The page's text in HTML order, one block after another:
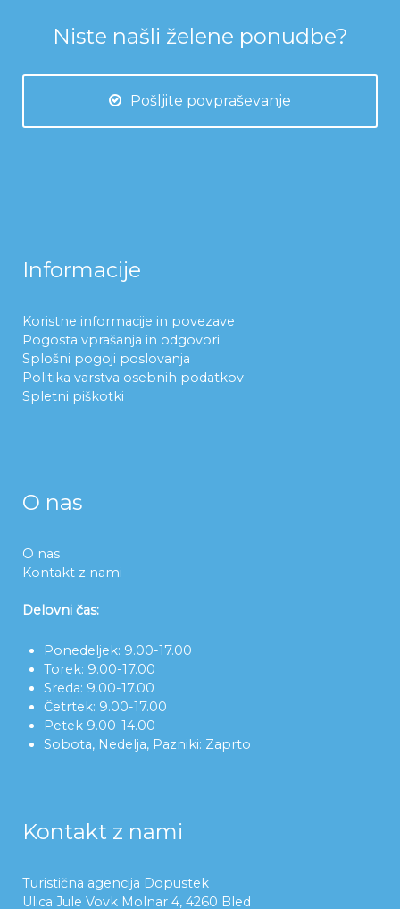
Niste našli želene ponudbe?
Pošljite povpraševanje
Informacije
Koristne informacije in povezave
Pogosta vprašanja in odgovori
Splošni pogoji poslovanja
Politika varstva osebnih podatkov
Spletni piškotki
O nas
O nas
Kontakt z nami
Delovni čas:
Ponedeljek: 9.00-17.00
Torek: 9.00-17.00
Sreda: 9.00-17.00
Četrtek: 9.00-17.00
Petek 9.00-14.00
Sobota, Nedelja, Pazniki: Zaprto
Kontakt z nami
Turistična agencija Dopustek
Ulica Jule Vovk Molnar 4, 4260 Bled